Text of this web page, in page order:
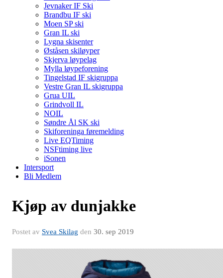
Jevnaker IF Ski
Brandbu IF ski
Moen SP ski
Gran IL ski
Lygna skisenter
Øståsen skiløyper
Skjerva løypelag
Mylla løypeforening
Tingelstad IF skigruppa
Vestre Gran IL skigruppa
Grua UIL
Grindvoll IL
NOIL
Søndre Ål SK ski
Skiforeninga føremelding
Live EQTiming
NSFtiming live
iSonen
Intersport
Bli Medlem
Kjøp av dunjakke
Postet av Svea Skilag den 30. sep 2019